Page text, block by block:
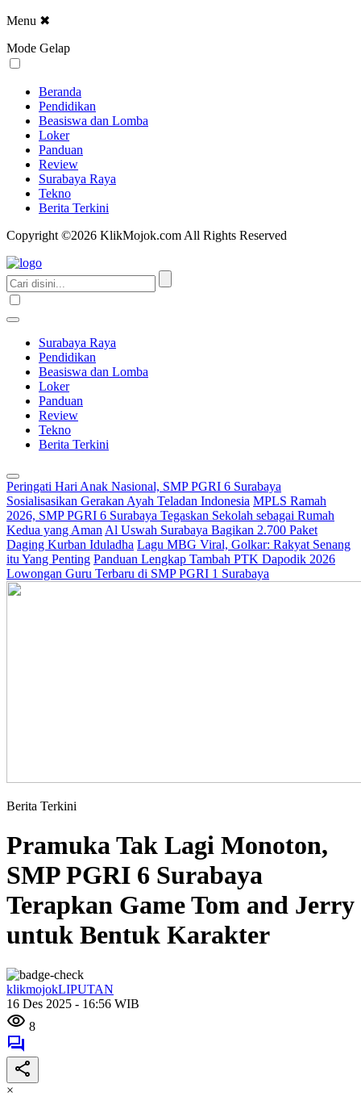
Menu ✖
Mode Gelap
Beranda
Pendidikan
Beasiswa dan Lomba
Loker
Panduan
Review
Surabaya Raya
Tekno
Berita Terkini
Copyright ©2026 KlikMojok.com All Rights Reserved
Surabaya Raya
Pendidikan
Beasiswa dan Lomba
Loker
Panduan
Review
Tekno
Berita Terkini
Peringati Hari Anak Nasional, SMP PGRI 6 Surabaya
Sosialisasikan Gerakan Ayah Teladan Indonesia MPLS Ramah
2026, SMP PGRI 6 Surabaya Tegaskan Sekolah sebagai Rumah
Kedua yang Aman Al Uswah Surabaya Bagikan 2.700 Paket
Daging Kurban Iduladha Lagu MBG Viral, Golkar: Rakyat Senang
itu Yang Penting Panduan Lengkap Tambah PTK Dapodik 2026
Lowongan Guru Terbaru di SMP PGRI 1 Surabaya
Berita Terkini
Pramuka Tak Lagi Monoton,
SMP PGRI 6 Surabaya
Terapkan Game Tom and Jerry
untuk Bentuk Karakter
klikmojokLIPUTAN
16 Des 2025 - 16:56 WIB
8
×